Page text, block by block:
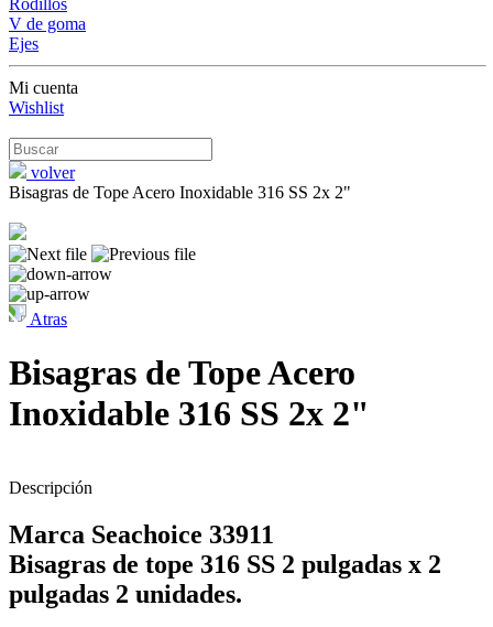
Rodillos
V de goma
Ejes
Mi cuenta
Wishlist
volver
Bisagras de Tope Acero Inoxidable 316 SS 2x 2"
Atras
Bisagras de Tope Acero
Inoxidable 316 SS 2x 2"
Descripción
Marca Seachoice 33911
Bisagras de tope 316 SS 2 pulgadas x 2
pulgadas 2 unidades.